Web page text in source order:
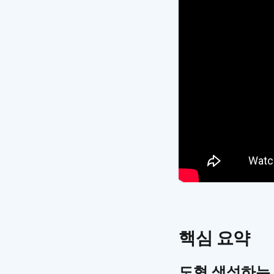
핵심 요약